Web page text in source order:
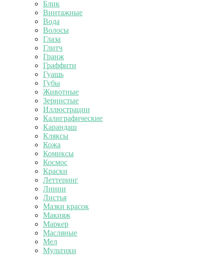
Блик
Винтажные
Вода
Волосы
Глаза
Глитч
Гранж
Граффити
Гуашь
Губы
Животные
Зернистые
Иллюстрации
Калиграфические
Карандаш
Кляксы
Кожа
Комиксы
Космос
Краски
Леттеринг
Линии
Листья
Мазки красок
Макияж
Маркер
Масляные
Мел
Мультики